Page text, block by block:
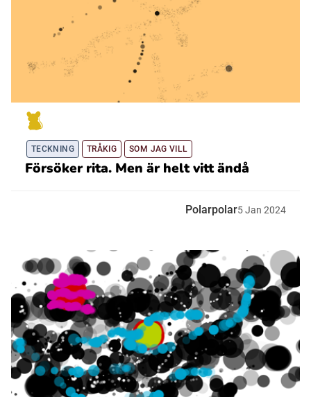
TECKNING TRÅKIG SOM JAG VILL
Försöker rita. Men är helt vitt ändå
Polarpolar5Jan 2024